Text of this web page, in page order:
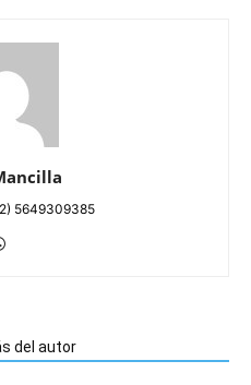
5649309385
del autor